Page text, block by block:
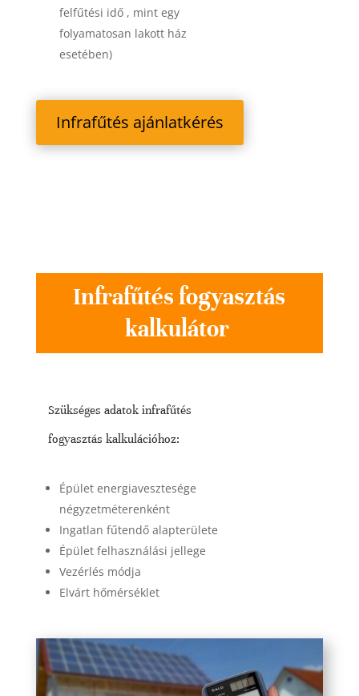
felfűtési idő , mint egy
folyamatosan lakott ház
esetében)
Infrafűtés ajánlatkérés
Infrafűtés fogyasztás
kalkulátor
Szükséges adatok infrafűtés
fogyasztás kalkulációhoz:
Épület energiavesztesége
négyzetméterenként
Ingatlan fűtendő alapterülete
Épület felhasználási jellege
Vezérlés módja
Elvárt hőmérséklet